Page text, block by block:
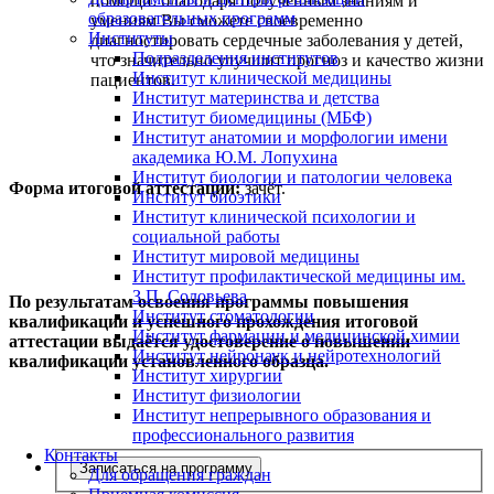
образовательных программ
Институты
Подразделения институтов
Институт клинической медицины
Институт материнства и детства
Институт биомедицины (МБФ)
Институт анатомии и морфологии имени
академика Ю.М. Лопухина
Институт биологии и патологии человека
Институт биоэтики
Институт клинической психологии и
социальной работы
Институт мировой медицины
Институт профилактической медицины им.
З.П. Соловьева
Институт стоматологии
Институт фармации и медицинской химии
Институт нейронаук и нейротехнологий
Институт хирургии
Институт физиологии
Институт непрерывного образования и
профессионального развития
Контакты
Для обращения граждан
умениям Вы сможете своевременно
диагностировать сердечные заболевания у детей,
что значительно улучшит прогноз и качество жизни
пациентов.
Форма итоговой аттестации:зачёт.
По результатам освоения программы повышения
квалификации и успешного прохождения итоговой
аттестации выдаётся удостоверение о повышении
квалификации установленного образца.
Записаться на программу